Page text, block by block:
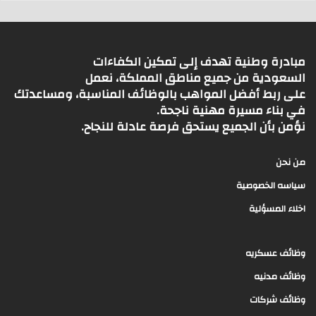
مبادرة وطنية تهدف إلى تمكين الكفاءات
السعودية من جميع مناطق المملكة، نعمل
على ربط أفضل المواهب بالوظائف المناسبة، ومساعدتك
في بناء مسيرة مهنية ناجحة.
نؤمن بأن الجميع يستحق فرصة عادلة للنجاح.
من نحن
سياسه الخصوصية
اخلاء المسؤلية
وظائف عسكريه
وظائف مدنيه
وظائف شركات